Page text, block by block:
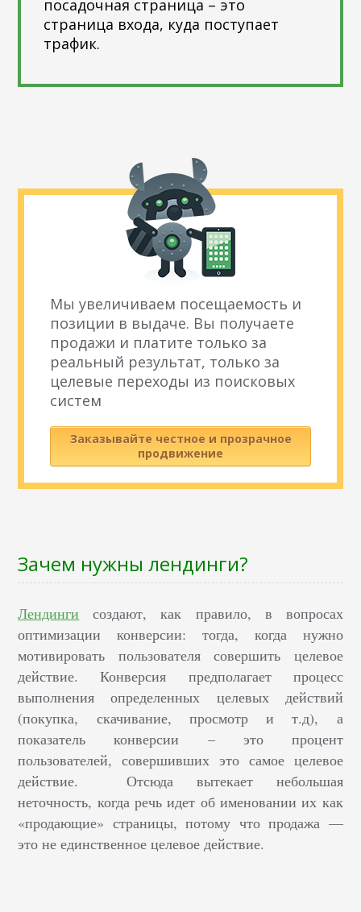
посадочная страница – это
страница входа, куда поступает
трафик.
Мы увеличиваем посещаемость и
позиции в выдаче. Вы получаете
продажи и платите только за
реальный результат, только за
целевые переходы из поисковых
систем
Заказывайте честное и прозрачное
продвижение
Зачем нужны лендинги?
Лендинги создают, как правило, в вопросах
оптимизации конверсии: тогда, когда нужно
мотивировать пользователя совершить целевое
действие. Конверсия предполагает процесс
выполнения определенных целевых действий
(покупка, скачивание, просмотр и т.д), а
показатель конверсии – это процент
пользователей, совершивших это самое целевое
действие. Отсюда вытекает небольшая
неточность, когда речь идет об именовании их как
«продающие» страницы, потому что продажа —
это не единственное целевое действие.